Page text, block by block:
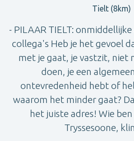
Tielt (8km)
- PILAAR TIELT:
collega's Heb je het gevoel
met je gaat, je vastzit, niet
doen, je een
ontevredenheid hebt of
waarom het minder gaat?
het juiste adres! Wie ben
Tryssesoone,